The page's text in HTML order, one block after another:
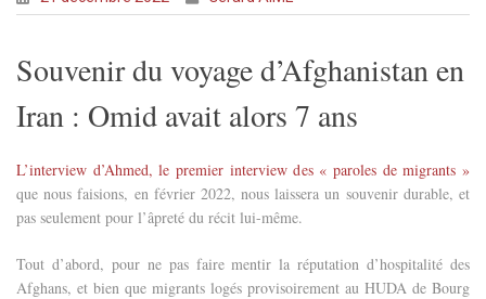
Souvenir du voyage d’Afghanistan en
Iran : Omid avait alors 7 ans
L’interview d’Ahmed, le premier interview des « paroles de migrants »
que nous faisions, en février 2022, nous laissera un souvenir durable, et
pas seulement pour l’âpreté du récit lui-même.
Tout d’abord, pour ne pas faire mentir la réputation d’hospitalité des
Afghans, et bien que migrants logés provisoirement au HUDA de Bourg